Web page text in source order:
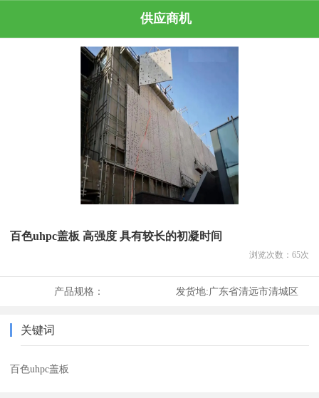
供应商机
百色uhpc盖板 高强度 具有较长的初凝时间
浏览次数： 65次
产品规格： 发货地:广东省清远市清城区
关键词
百色uhpc盖板